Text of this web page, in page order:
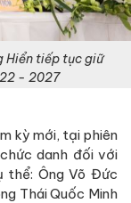
Hiển tiếp tục giữ
- 2027
kỳ mới, tại phiên
danh đối với
thể: Ông Võ Đức
Thái Quốc Minh